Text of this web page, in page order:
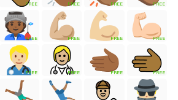
FREE FREE FREE FREE
FREE FREE FREE FREE
FREE FREE FREE FREE